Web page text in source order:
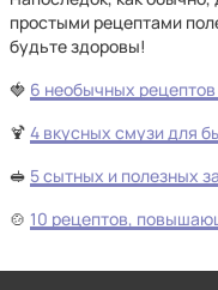
простыми рецептами
будьте здоровы!
🍓 6 необычных рецептов
🍹 4 вкусных смузи для
🥪 5 сытных и полезных
🍲 10 рецептов,